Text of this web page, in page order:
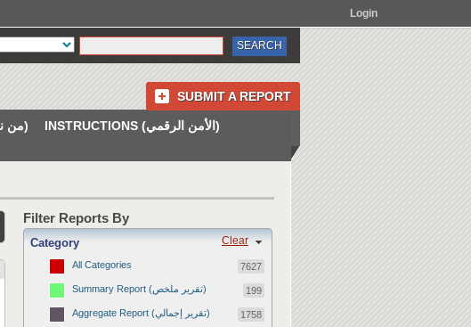
Login
SUBMIT A REPORT
ABOUT US (من نحن)
INSTRUCTIONS (الأمن الرقمي)
Filter Reports By
Clear
Category
All Categories 7627
Summary Report (تقرير ملخص) 199
Aggregate Report (تقرير إجمالي) 1758